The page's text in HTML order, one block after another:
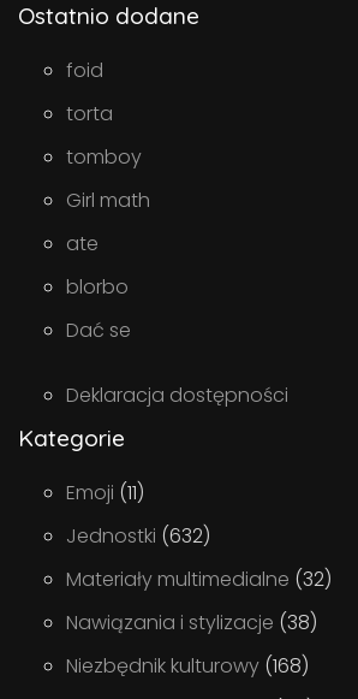
Ostatnio dodane
foid
torta
tomboy
Girl math
ate
blorbo
Dać se
Deklaracja dostępności
Kategorie
Emoji (11)
Jednostki (632)
Materiały multimedialne (32)
Nawiązania i stylizacje (38)
Niezbędnik kulturowy (168)